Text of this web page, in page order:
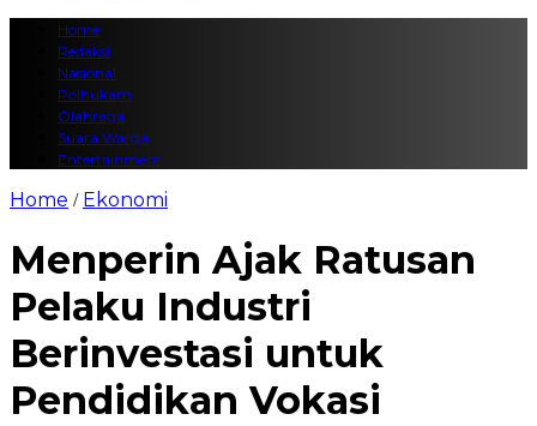
Home
Redaksi
Nasional
Polhukam
Olahraga
Suara Warga
Entertainment
Home / Ekonomi
Menperin Ajak Ratusan
Pelaku Industri
Berinvestasi untuk
Pendidikan Vokasi